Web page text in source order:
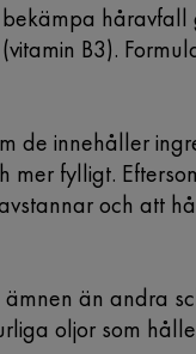
B3).
de innehåller
fylligt.
och att
än andra
oljor som